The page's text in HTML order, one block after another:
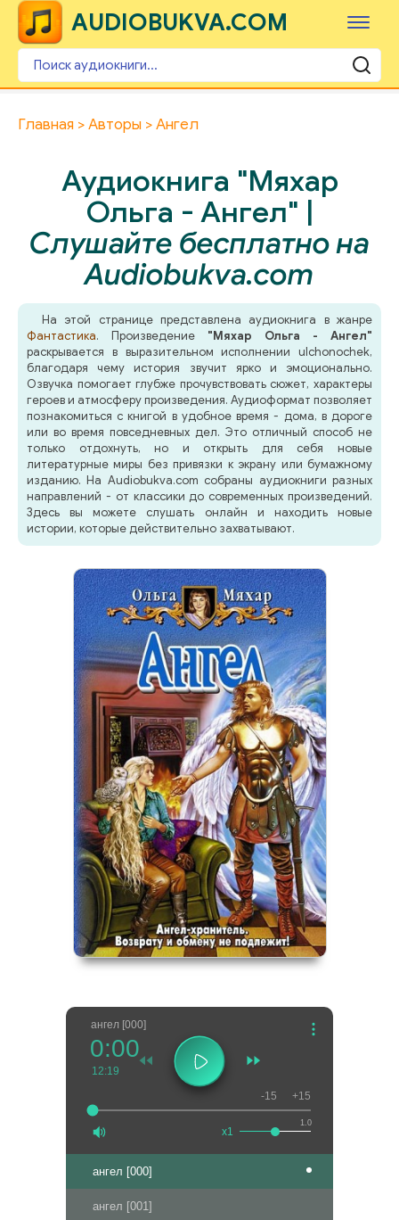
AUDIOBUKVA.COM
Главная Авторы Ангел
Аудиокнига "Мяхар
Ольга - Ангел" |
Слушайте бесплатно на
Audiobukva.com
На этой странице представлена аудиокнига в жанре
Фантастика. Произведение "Мяхар Ольга - Ангел"
раскрывается в выразительном исполнении ulchonochek,
благодаря чему история звучит ярко и эмоционально.
Озвучка помогает глубже прочувствовать сюжет, характеры
героев и атмосферу произведения. Аудиоформат позволяет
познакомиться с книгой в удобное время - дома, в дороге
или во время повседневных дел. Это отличный способ не
только отдохнуть, но и открыть для себя новые
литературные миры без привязки к экрану или бумажному
изданию. На Audiobukva.com собраны аудиокниги разных
направлений - от классики до современных произведений.
Здесь вы можете слушать онлайн и находить новые
истории, которые действительно захватывают.
ангел [000]
0:00
12:19
1.0
x1
-15 +15
ангел [000]
ангел [001]